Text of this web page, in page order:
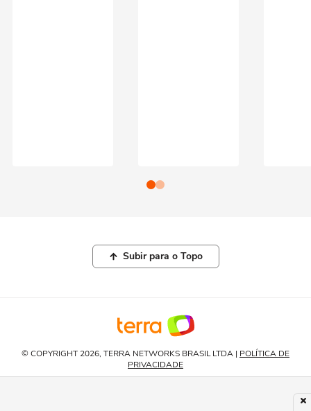
Subir para o Topo
© COPYRIGHT 2026, TERRA NETWORKS BRASIL LTDA | POLÍTICA DE
PRIVACIDADE